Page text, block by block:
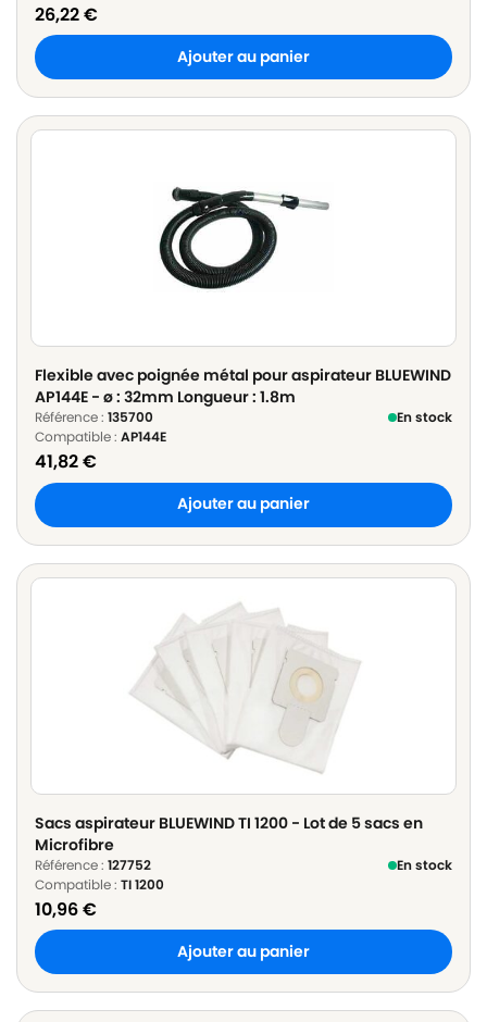
26,22€
Ajouter au panier
Flexible avec poignée métal pour aspirateur BLUEWIND
AP144E - ø : 32mm Longueur : 1.8m
Référence : 135700
En stock
Compatible : AP144E
41,82€
Ajouter au panier
Sacs aspirateur BLUEWIND TI 1200 - Lot de 5 sacs en
Microfibre
Référence : 127752
En stock
Compatible : TI 1200
10,96€
Ajouter au panier